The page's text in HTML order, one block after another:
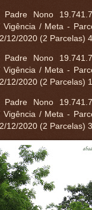
Nono
/ Meta -
12/2020 (2 Parcelas)
Nono
Vigência / Meta -
12/2020 (2 Parcelas)
Nono
/ Meta -
12/2020 (2 Parcelas)